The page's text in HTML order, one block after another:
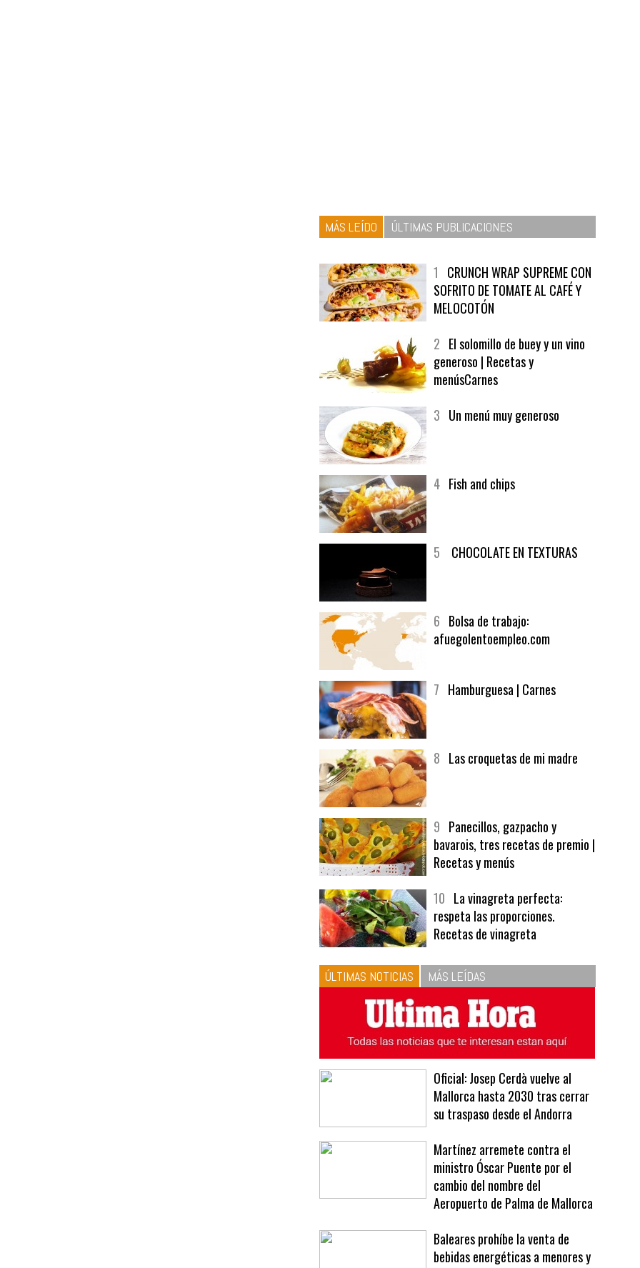
MÁS LEÍDO ÚLTIMAS PUBLICACIONES
SOFRITO DE TOMATE AL CAFÉ Y
MELOCOTÓN
generoso | Recetas y
afuegolentoempleo.com
bavarois, tres recetas de premio |
Recetas y menús
respeta las proporciones.
Recetas de vinagreta
ÚLTIMAS NOTICIAS MÁS LEÍDAS
Mallorca hasta 2030 tras cerrar
su traspaso desde el Andorra
Martínez arremete contra el
cambio del nombre del
Aeropuerto de Palma de Mallorca